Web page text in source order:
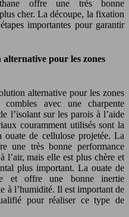
offre une très bonne
cher. La découpe, la fixation
importantes pour garantir
pour les zones
alternative pour les zones
avec une charpente
l’isolant sur les parois à l’aide
couramment utilisés sont la
ouate de cellulose projetée. La
une très bonne performance
l’air, mais elle est plus chère et
plus important. La ouate de
et offre une bonne inertie
à l’humidité. Il est important de
pour réaliser ce type de